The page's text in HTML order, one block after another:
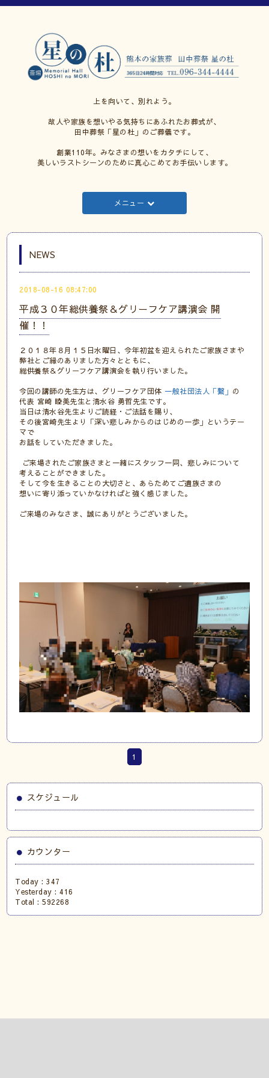
上を向いて、別れよう。
故人や家族を想いやる気持ちにあふれたお葬式が、
田中葬祭「星の杜」のご葬儀です。
創業110年。みなさまの想いをカタチにして、
美しいラストシーンのために真心こめてお手伝いします。
メニュー
NEWS
2018-08-16 08:47:00
平成３０年総供養祭＆グリーフケア講演会 開
催！！
２０１８年８月１５日水曜日、今年初盆を迎えられたご家族さまや
弊社とご縁のありました方々とともに、
総供養祭＆グリーフケア講演会を執り行いました。
今回の講師の先生方は、グリーフケア団体 一般社団法人「繋」 の
代表 宮崎 睦美先生と清水谷 勇哲先生です。
当日は清水谷先生よりご読経・ご法話を賜り、
その後宮崎先生より「深い悲しみからのはじめの一歩」というテー
マで
お話をしていただきました。
ご来場されたご家族さまと一緒にスタッフ一同、悲しみについて
考えることができました。
そして今を生きることの大切さと、あらためてご遺族さまの
想いに寄り添っていかなければと強く感じました。
ご来場のみなさま、誠にありがとうございました。
1
スケジュール
カウンター
Today :347
Yesterday :416
Total :592268